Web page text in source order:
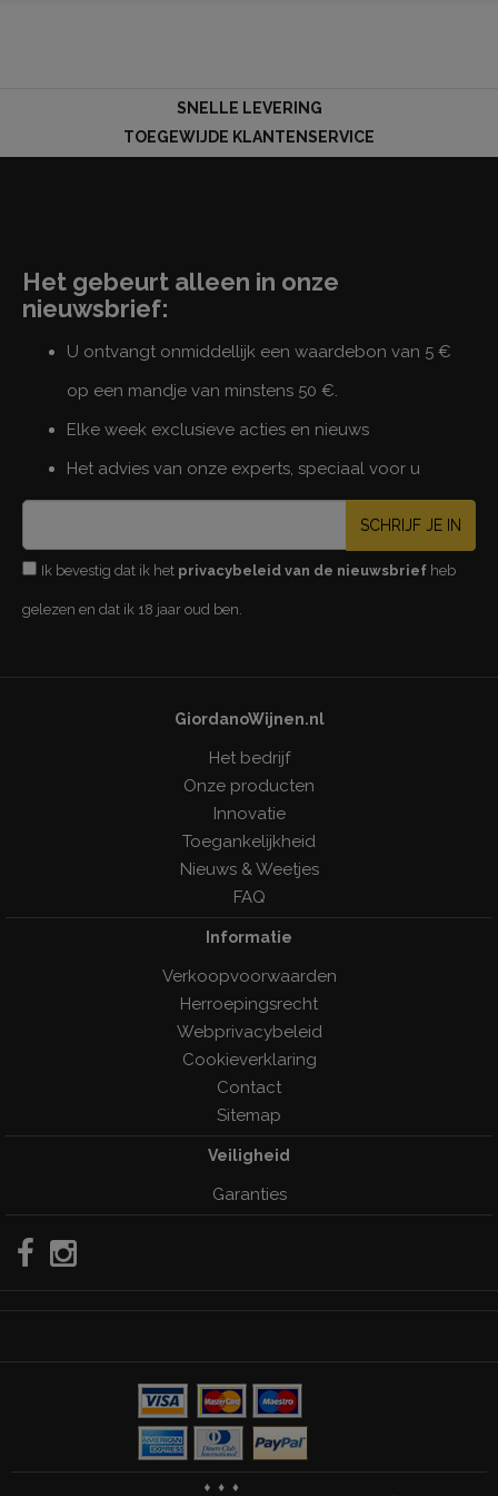
SNELLE LEVERING
TOEGEWIJDE KLANTENSERVICE
Het gebeurt alleen in onze
nieuwsbrief:
U ontvangt onmiddellijk een waardebon van 5 €
op een mandje van minstens 50 €.
Elke week exclusieve acties en nieuws
Het advies van onze experts, speciaal voor u
SCHRIJF JE IN
Ik bevestig dat ik het privacybeleid van de nieuwsbrief heb
gelezen en dat ik 18 jaar oud ben.
GiordanoWijnen.nl
Het bedrijf
Onze producten
Innovatie
Toegankelijkheid
Nieuws & Weetjes
FAQ
Informatie
Verkoopvoorwaarden
Herroepingsrecht
Webprivacybeleid
Cookieverklaring
Contact
Sitemap
Veiligheid
Garanties